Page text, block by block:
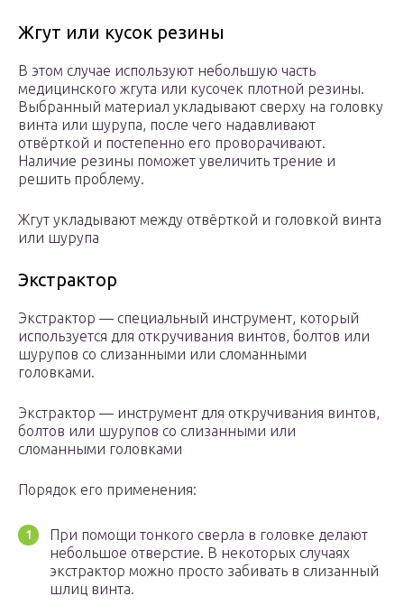
Жгут или кусок резины
В этом случае используют небольшую часть
медицинского жгута или кусочек плотной резины.
Выбранный материал укладывают сверху на головку
винта или шурупа, после чего надавливают
отвёрткой и постепенно его проворачивают.
Наличие резины поможет увеличить трение и
решить проблему.
Жгут укладывают между отвёрткой и головкой винта
или шурупа
Экстрактор
Экстрактор — специальный инструмент, который
используется для откручивания винтов, болтов или
шурупов со слизанными или сломанными
головками.
Экстрактор — инструмент для откручивания винтов,
болтов или шурупов со слизанными или
сломанными головками
Порядок его применения:
При помощи тонкого сверла в головке делают
небольшое отверстие. В некоторых случаях
экстрактор можно просто забивать в слизанный
шлиц винта.